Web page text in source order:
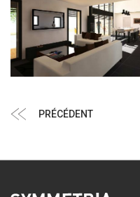
de
Article
PRÉCÉDENT